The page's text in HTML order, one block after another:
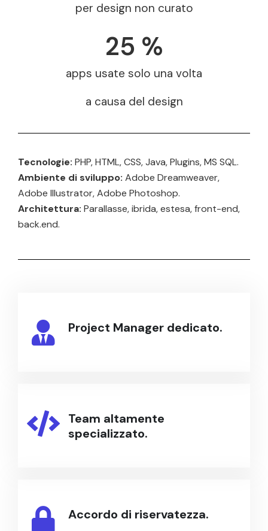
per design non curato
25 %
apps usate solo una volta
a causa del design
Tecnologie: PHP, HTML, CSS, Java, Plugins, MS SQL.
Ambiente di sviluppo: Adobe Dreamweaver,
Adobe Illustrator, Adobe Photoshop.
Architettura: Parallasse, ibrida, estesa, front-end,
back.end.
Project Manager dedicato.
Team altamente
specializzato.
Accordo di riservatezza.